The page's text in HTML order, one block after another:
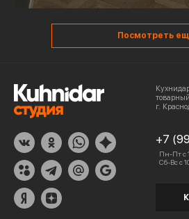
Посмотреть
г.
+7
Пн-Пт с
Сб-Вс с